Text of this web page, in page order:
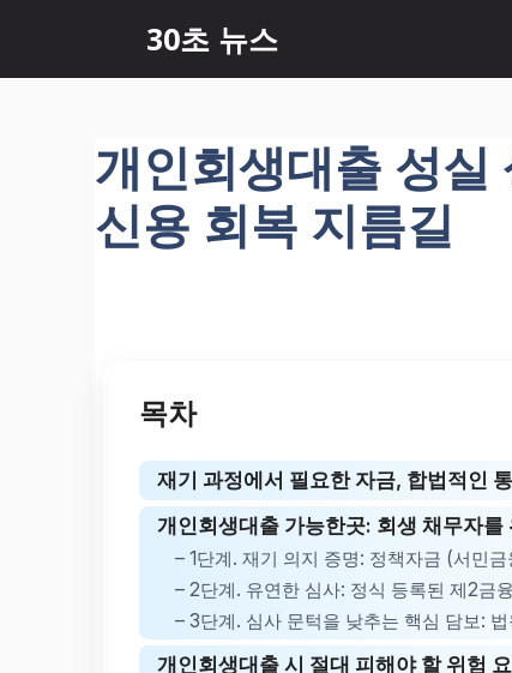
츠
30초 뉴스
개인회생대출 성실
신용 회복 지름길
목차
재기 과정에서 필요한 자금, 합법적인
개인회생대출 가능한곳: 회생 채무자를
– 1단계. 재기 의지 증명: 정책자금 (서민
– 2단계. 유연한 심사: 정식 등록된 제2금
– 3단계. 심사 문턱을 낮추는 핵심 담보:
개인회생대출 시 절대 피해야 할 위험